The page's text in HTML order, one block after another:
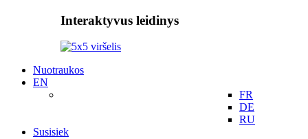
Interaktyvus leidinys
Nuotraukos
EN
FR
DE
RU
Susisiek